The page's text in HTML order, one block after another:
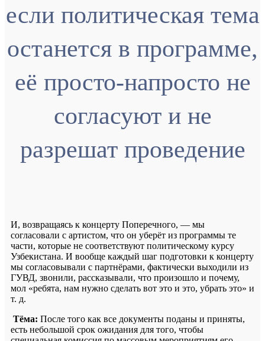
если политическая тема
останется в программе,
её просто-напросто не
согласуют и не
разрешат проведение
И, возвращаясь к концерту Поперечного, — мы
согласовали с артистом, что он уберёт из программы те
части, которые не соответствуют политическому курсу
Узбекистана. И вообще каждый шаг подготовки к концерту
мы согласовывали с партнёрами, фактически выходили из
ГУВД, звонили, рассказывали, что произошло и почему,
мол «ребята, нам нужно сделать вот это и это, убрать это» и
т. д.
Тёма: После того как все документы поданы и приняты,
есть небольшой срок ожидания для того, чтобы